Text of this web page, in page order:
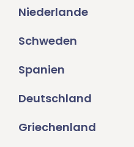
Niederlande
Schweden
Spanien
Deutschland
Griechenland